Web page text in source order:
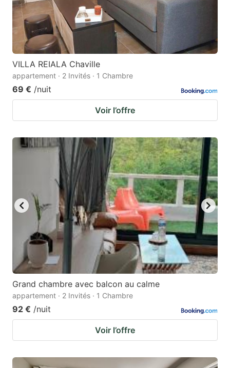
shortcuts
for
changing
dates.
shortcuts
for
changing
dates.
VILLA REIALA Chaville
appartement · 2 Invités · 1 Chambre
69 € /nuit
Voir l’offre
Grand chambre avec balcon au calme
appartement · 2 Invités · 1 Chambre
92 € /nuit
Voir l’offre